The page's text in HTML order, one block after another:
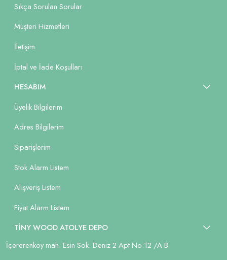
Sıkça Sorulan Sorular
Müşteri Hizmetleri
İletişim
İptal ve İade Koşulları
HESABIM
Üyelik Bilgilerim
Adres Bilgilerim
Siparişlerim
Stok Alarm Listem
Alışveriş Listem
Fiyat Alarm Listem
TİNY WOOD ATOLYE DEPO
İçererenköy mah. Esin Sok. Deniz 2 Apt No:12 /A B